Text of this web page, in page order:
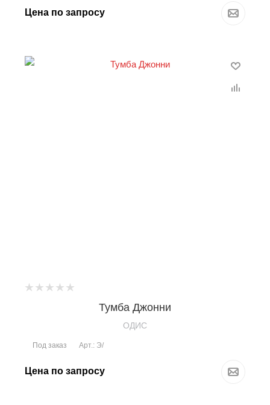
Цена по запросу
Тумба Джонни
OДИС
Под заказ Арт.: Э/
Цена по запросу